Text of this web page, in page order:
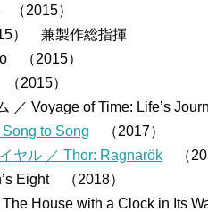
（2015）
） 兼製作総指揮
（2015）
2015）
／ Voyage of Time: Life’s
to Song （2017）
ヤル ／ Thor: Ragnarök （
Eight （2018）
The House with a Clock in Its